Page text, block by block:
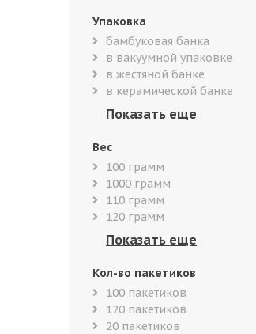
Упаковка
бамбуковая банка
в вакуумной упаковке
в жестяной банке
в керамической банке
Вес
100 грамм
1000 грамм
110 грамм
120 грамм
Кол-во пакетиков
100 пакетиков
120 пакетиков
20 пакетиков